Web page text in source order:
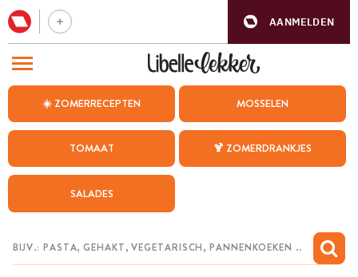
AANMELDEN
☀️ ZOMERRECEPTEN MOSSELEN
TOMAAT 🍹 ZOMERDRANKJES
SALADES
BEZOEK ONZE ANDERE WEBSITES
WEEKMENU
CHAT MET MAIA
MIJN BEWAARDE RECEPTEN